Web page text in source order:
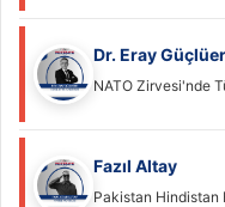
Dr. Eray Güçlüer
NATO Zirvesi'nde
Fazıl Altay
Pakistan Hindistan